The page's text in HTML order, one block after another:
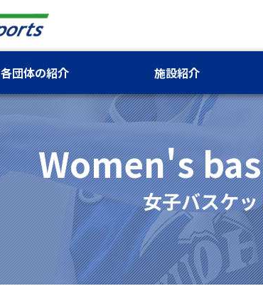
各団体の紹介 施設紹介
Women's
女子バスケ